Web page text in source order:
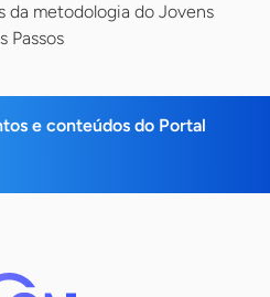
da metodologia do Jovens
Passos
e conteúdos do Portal